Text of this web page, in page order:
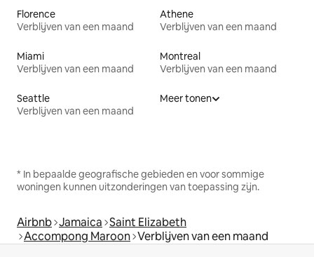
Florence
Verblijven van een maand
Athene
Verblijven van een maand
Miami
Verblijven van een maand
Montreal
Verblijven van een maand
Seattle
Verblijven van een maand
Meer tonen
* In bepaalde geografische gebieden en voor sommige
woningen kunnen uitzonderingen van toepassing zijn.
Airbnb Jamaica Saint Elizabeth
Accompong Maroon Verblijven van een maand